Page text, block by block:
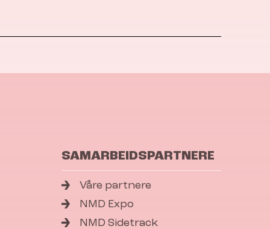
SAMARBEIDSPARTNERE
Våre partnere
NMD Expo
NMD Sidetrack